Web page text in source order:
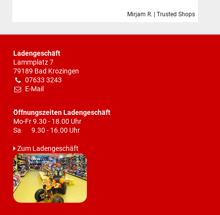
Mirjam R. | Trusted Shops
Ladengeschäft
Lammplatz 7
79189 Bad Krozingen
07633 3243
E-Mail
Öffnungszeiten Ladengeschäft
Mo-Fr 9.30 - 18.00 Uhr
Sa 9.30 - 16.00 Uhr
Zum Ladengeschäft